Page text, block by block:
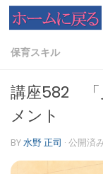
コンテンツへス
保育スキル
講座582 「
メント
BY水野 正司 · 公開済